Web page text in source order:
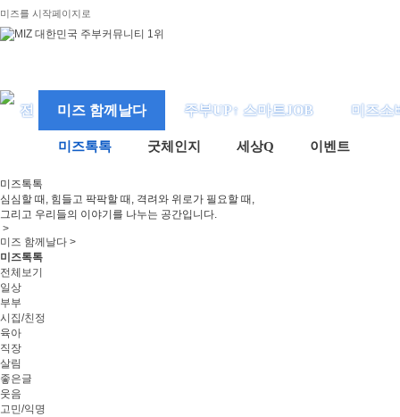
미즈를 시작페이지로
미즈 함께날다 주부UP↑ 스마트JOB 미즈소
미즈톡톡 굿체인지 세상Q 이벤트
미즈톡톡
심심할 때, 힘들고 팍팍할 때, 격려와 위로가 필요할 때,
그리고 우리들의 이야기를 나누는 공간입니다.
>
미즈 함께날다 >
미즈톡톡
전체보기
일상
부부
시집/친정
육아
직장
살림
좋은글
웃음
고민/익명